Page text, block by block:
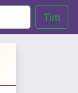
Tìm